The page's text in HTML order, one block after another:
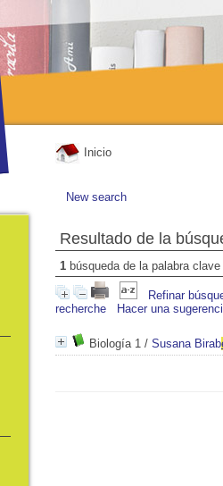
Inicio
New search
Resultado de la
1 búsqueda de la palabra clave
Refinar
recherche
Hacer una
Biología 1 / Susana Birab